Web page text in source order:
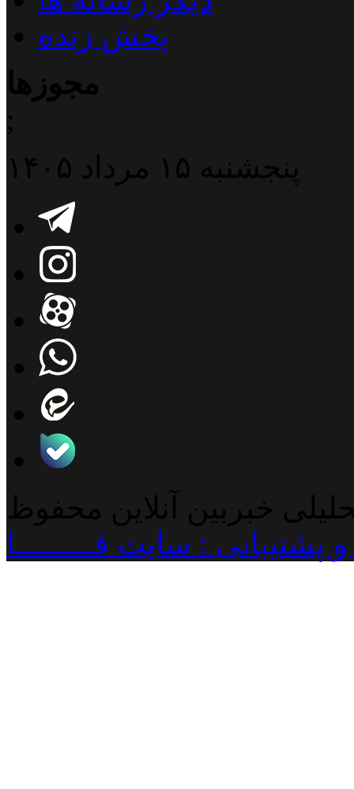
پخش زنده
مجوزها
;
پنجشنبه ۱۵ مرداد ۱۴۰۵
خبربین آنلاین محفوظ
: سایت فـــــــــا